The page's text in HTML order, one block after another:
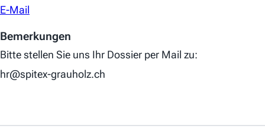
E-Mail
Bemerkungen
Bitte stellen Sie uns Ihr Dossier per Mail zu:
hr@spitex-grauholz.ch